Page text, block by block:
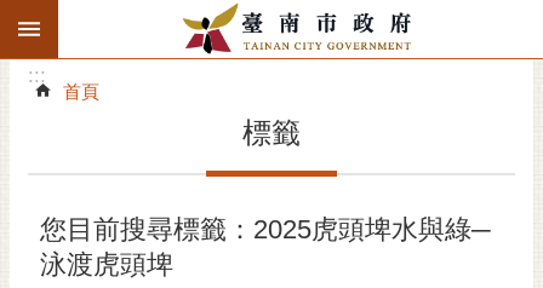
跳到主要內容區塊
搜
階
精彩府城
市府動態
:::
:::
首頁
標籤
您目前搜尋標籤：2025虎頭埤水與綠─
泳渡虎頭埤